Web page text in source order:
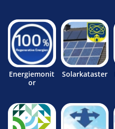
Energiemonit
or
Solarkataster